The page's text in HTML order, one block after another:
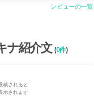
レビューの一覧
ナ紹介文(0件)
稿されると
示されます